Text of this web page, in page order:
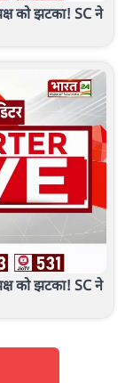
को झटका! SC ने
को झटका! SC ने